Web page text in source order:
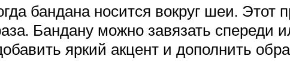
бандана носится вокруг шеи. Этот
Бандану можно завязать спереди
яркий акцент и дополнить